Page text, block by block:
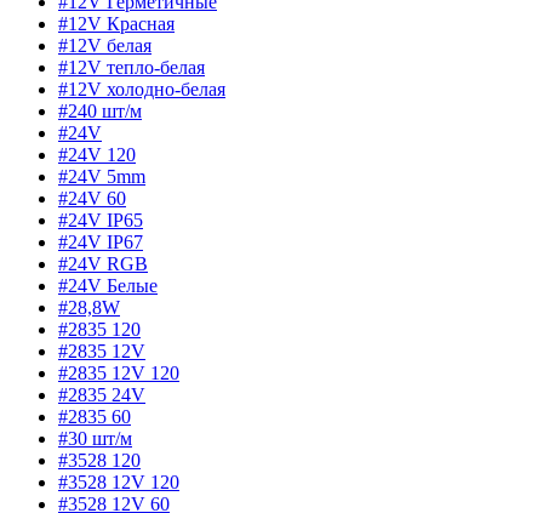
#12V Красная
#12V белая
#12V тепло-белая
#12V холодно-белая
#240 шт/м
#24V
#24V 120
#24V 5mm
#24V 60
#24V IP65
#24V IP67
#24V RGB
#24V Белые
#28,8W
#2835 120
#2835 12V
#2835 12V 120
#2835 24V
#2835 60
#30 шт/м
#3528 120
#3528 12V 120
#3528 12V 60